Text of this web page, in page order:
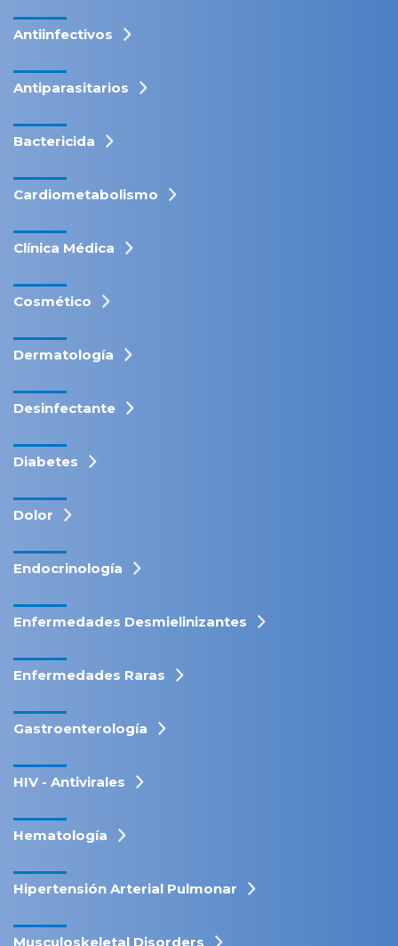
Antiinfectivos
Antiparasitarios
Bactericida
Cardiometabolismo
Clínica Médica
Cosmético
Dermatología
Desinfectante
Diabetes
Dolor
Endocrinología
Enfermedades Desmielinizantes
Enfermedades Raras
Gastroenterología
HIV - Antivirales
Hematología
Hipertensión Arterial Pulmonar
Musculoskeletal Disorders